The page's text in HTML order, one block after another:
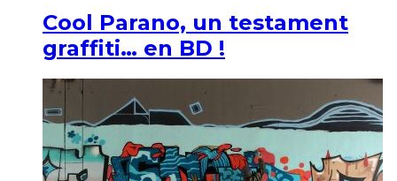
Cool Parano, un testament
graffiti… en BD !